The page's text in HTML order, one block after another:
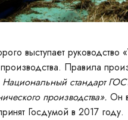
выступает руководство
Правила
Национальный стандарт
производства». Он
Госдумой в 2017 году.